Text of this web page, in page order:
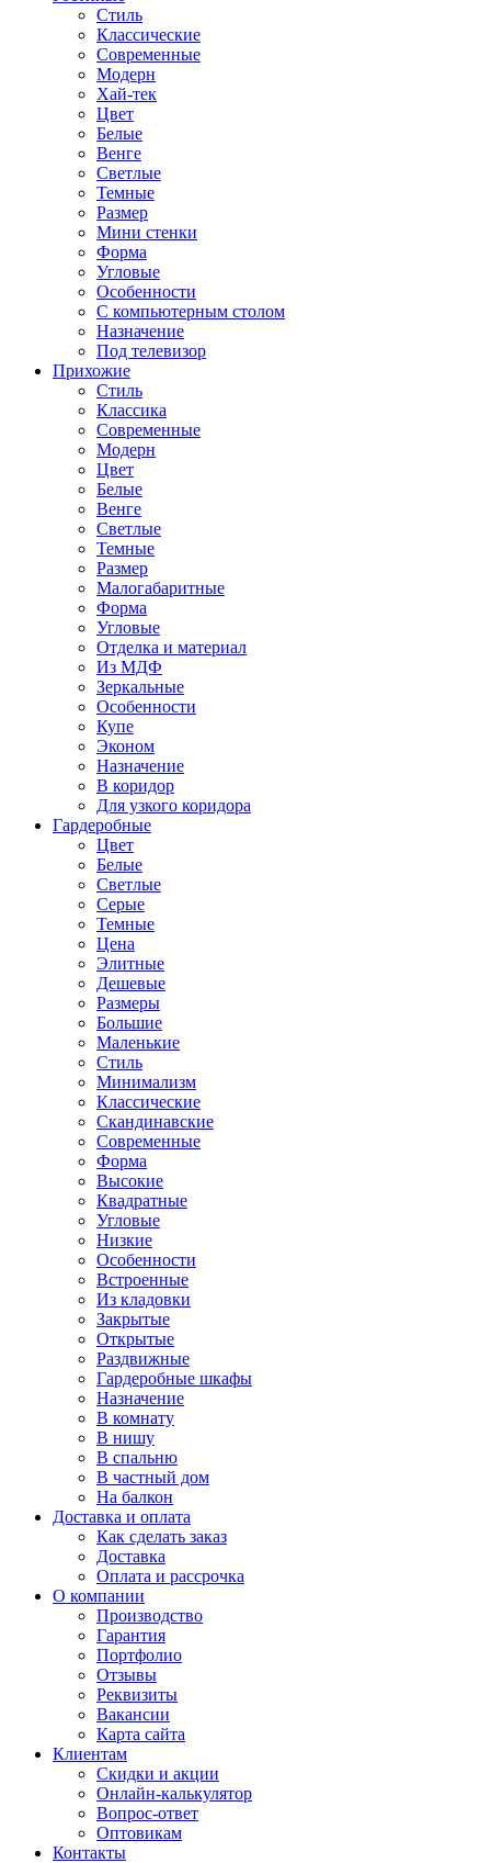
Стиль
Классические
Современные
Модерн
Хай-тек
Цвет
Белые
Венге
Светлые
Темные
Размер
Мини стенки
Форма
Угловые
Особенности
С компьютерным столом
Назначение
Под телевизор
Прихожие
Стиль
Классика
Современные
Модерн
Цвет
Белые
Венге
Светлые
Темные
Размер
Малогабаритные
Форма
Угловые
Отделка и материал
Из МДФ
Зеркальные
Особенности
Купе
Эконом
Назначение
В коридор
Для узкого коридора
Гардеробные
Цвет
Белые
Светлые
Серые
Темные
Цена
Элитные
Дешевые
Размеры
Большие
Маленькие
Стиль
Минимализм
Классические
Скандинавские
Современные
Форма
Высокие
Квадратные
Угловые
Низкие
Особенности
Встроенные
Из кладовки
Закрытые
Открытые
Раздвижные
Гардеробные шкафы
Назначение
В комнату
В нишу
В спальню
В частный дом
На балкон
Доставка и оплата
Как сделать заказ
Доставка
Оплата и рассрочка
О компании
Производство
Гарантия
Портфолио
Отзывы
Реквизиты
Вакансии
Карта сайта
Клиентам
Скидки и акции
Онлайн-калькулятор
Вопрос-ответ
Оптовикам
Контакты